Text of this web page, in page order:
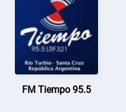
FM Tiempo 95.5